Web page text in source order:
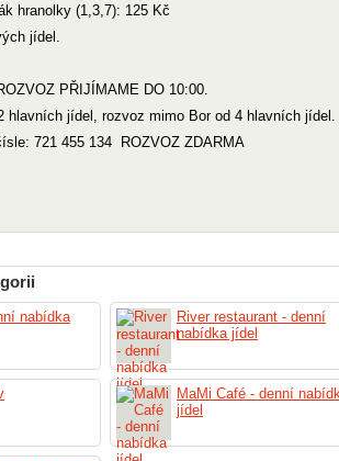
hranolky (1,3,7): 125 Kč
jídel.
PŘIJÍMAME DO 10:00.
hlavních jídel, rozvoz mimo Bor od 4 hlavních jídel.
721 455 134 ROZVOZ ZDARMA
nabídka
River restaurant - denní
nabídka jídel
MaMi Café - denní
jídel